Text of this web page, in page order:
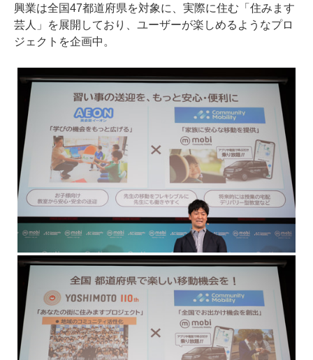
興業は全国47都道府県を対象に、実際に住む「住みます
芸人」を展開しており、ユーザーが楽しめるようなプロ
ジェクトを企画中。